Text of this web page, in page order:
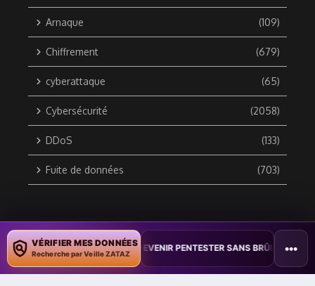
Arnaque (109)
Chiffrement (679)
cyberattaque (65)
Cybersécurité (2058)
DDoS (133)
Fuite de données (703)
Copyright © 2010 / 2026 DATA SECURITY BREACH - Groupe
ZATAZ Média
VÉRIFIER MES DONNÉES
Recherche par Veille ZATAZ
• COMMENT DEVENIR PENTESTER SANS BRÛLER LES ÉTAPES•••